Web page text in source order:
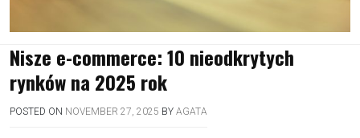
Nisze e-commerce: 10 nieodkrytych
rynków na 2025 rok
POSTED ON NOVEMBER 27, 2025 BY AGATA